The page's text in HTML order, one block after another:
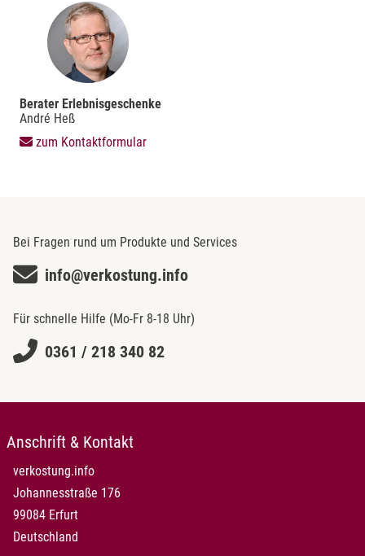
Berater Erlebnisgeschenke
André Heß
zum Kontaktformular
Bei Fragen rund um Produkte und Services
info@verkostung.info
Für schnelle Hilfe (Mo-Fr 8-18 Uhr)
0361 / 218 340 82
Anschrift & Kontakt
verkostung.info
Johannesstraße 176
99084 Erfurt
Deutschland